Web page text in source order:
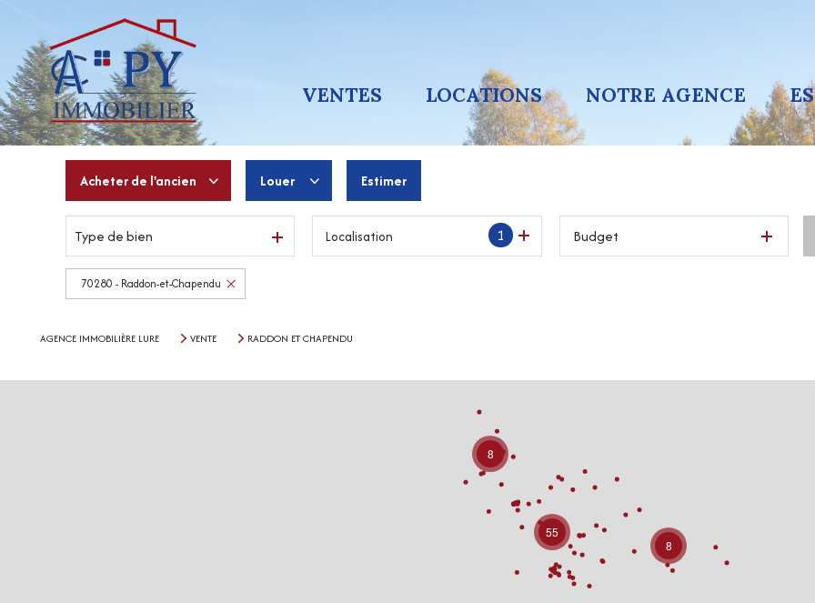
VENTES LOCATIONS NOTRE AGENCE
Acheterde l'ancien
De l'ancien
De l'immo pro
Louer
à l'année
Estimer
Type de bien 1
Localisation Budget
70280 - Raddon-et-Chapendu
AGENCE IMMOBILIÈRE LURE VENTE RADDON ET CHAPENDU
8
8
55